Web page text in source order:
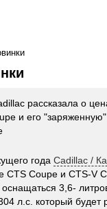
рассказала о
и его
года Cadillac /
CTS Coupe и CTS-V
оснащаться 3,6-
л.с. который будет